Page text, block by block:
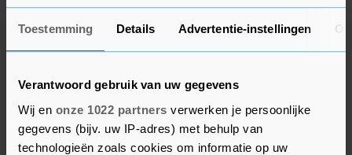
Toestemming Details Advertentie-instellingen
Verantwoord gebruik van uw gegevens
Wij en onze 1022 partners verwerken je persoonlijke
gegevens (bijv. uw IP-adres) met behulp van
technologieën zoals cookies om informatie op uw
Zaterdag staat Swiatek in de finale tegenover de
dag Aryna Sabalenka uit Belarus verraste.
Sabalenka liet in dat duel een wedstrijdpunt
onbenut.